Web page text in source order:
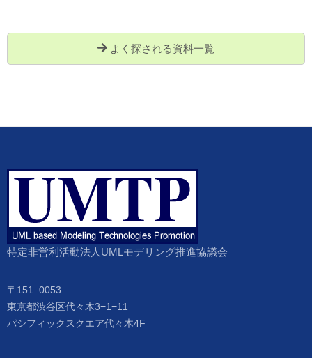
よく探される資料一覧
特定非営利活動法人UMLモデリング推進協議会
〒151−0053
東京都渋谷区代々木3−1−11
パシフィックスクエア代々木4F